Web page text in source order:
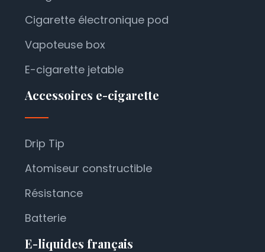
Cigarette électronique pod
Vapoteuse box
E-cigarette jetable
Accessoires e-cigarette
Drip Tip
Atomiseur constructible
Résistance
Batterie
E-liquides français